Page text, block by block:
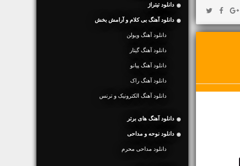
دانلود تیتراژ
دانلود آهنگ بی کلام و آرامش بخش
دانلود آهنگ ویولن
دانلود آهنگ گیتار
دانلود آهنگ پیانو
دانلود آهنگ راک
دانلود آهنگ الکترونیک و ترنس
دانلود آهنگ های برتر
دانلود نوحه و مداحی
دانلود مداحی محرم